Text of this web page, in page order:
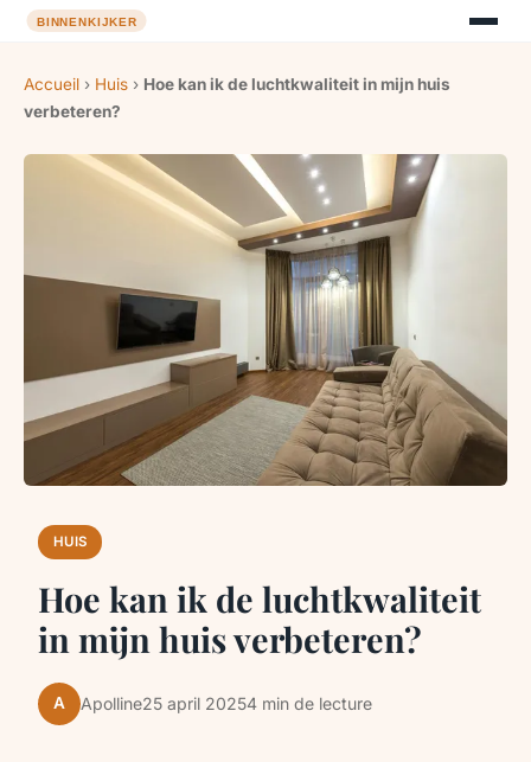
Accueil › Huis › Hoe kan ik de luchtkwaliteit in mijn huis
verbeteren?
HUIS
Hoe kan ik de luchtkwaliteit
in mijn huis verbeteren?
A Apolline25 april 20254 min de lecture